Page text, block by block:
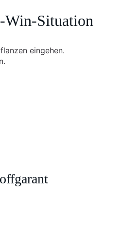
Win-Situation
eingehen.